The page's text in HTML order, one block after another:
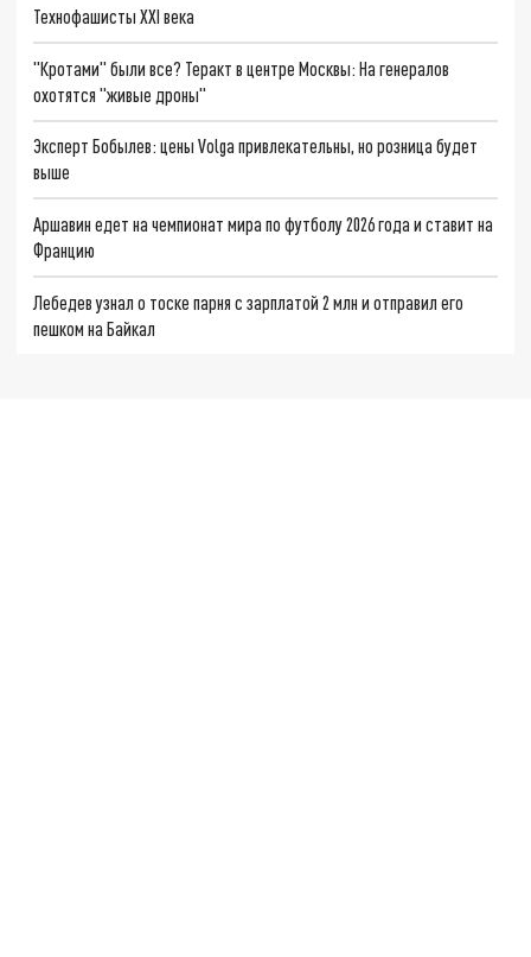
Технофашисты XXI века
"Кротами" были все? Теракт в центре Москвы: На генералов
охотятся "живые дроны"
Эксперт Бобылев: цены Volga привлекательны, но розница будет
выше
Аршавин едет на чемпионат мира по футболу 2026 года и ставит на
Францию
Лебедев узнал о тоске парня с зарплатой 2 млн и отправил его
пешком на Байкал